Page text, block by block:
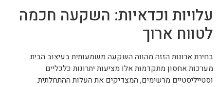
עלויות וכדאיות: השקעה חכמה
לטווח ארוך
בחירת ארונות הזזה מהווה השקעה משמעותית בעיצוב הבית.
מערכות אחסון מתקדמות אלו מציעות יתרונות כלכליים
וסטייליסטיים מרשימים, המצדיקים את העלות ההתחלתית.